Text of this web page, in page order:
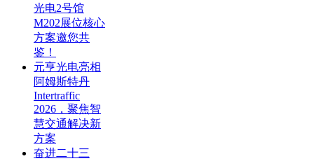
光电2号馆
M202展位核心
方案邀您共
鉴！
元亨光电亮相
阿姆斯特丹
Intertraffic
2026，聚焦智
慧交通解决新
方案
奋进二十三